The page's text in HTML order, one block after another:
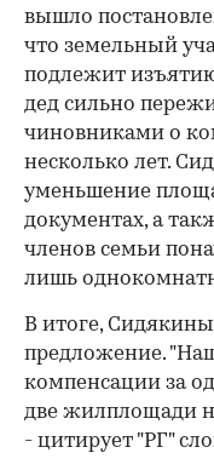
00:00 /
вышло
что земельный
подлежит
дед сильно
чиновниками о
несколько лет.
уменьшение
документах, а
членов семьи
лишь
В итоге,
предложение.
компенсации за
две жилплощади
- цитирует "РГ"